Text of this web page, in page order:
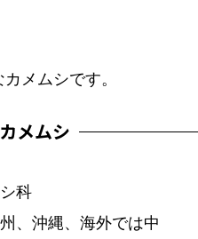
メムシです。
メムシ
科
、沖縄、海外では中